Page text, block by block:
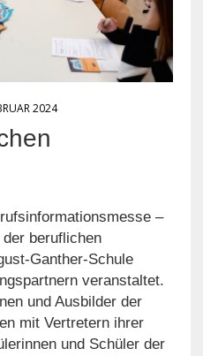
2024
–
beruflichen
Ganther-Schule
veranstaltet.
und Ausbilder der
mit Vertretern ihrer
und Schüler der